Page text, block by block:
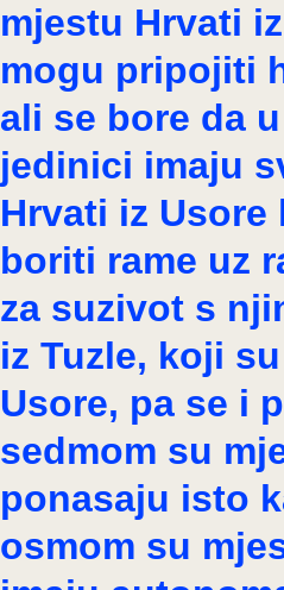
mjestu Hrvati
mogu pripojiti
ali se bore da
jedinici imaju
Hrvati iz
boriti rame uz
za suzivot s
iz Tuzle, koji
Usore, pa se i
sedmom su
ponasaju isto
osmom su